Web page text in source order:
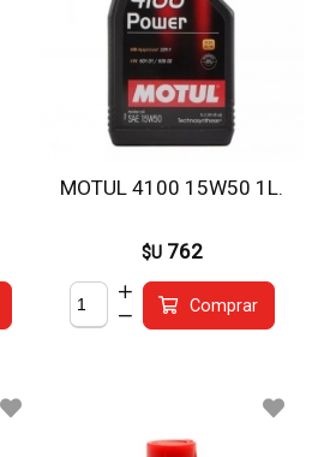
MOTUL 4100 15W50 1L.
$U 762
Comprar